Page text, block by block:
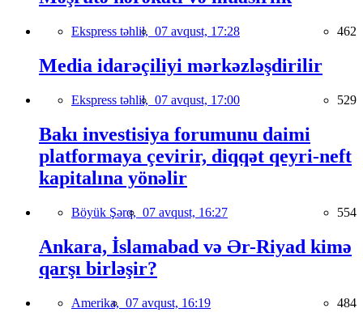
Ekspress təhlil, 07 avqust, 17:28 462
Media idarəçiliyi mərkəzləşdirilir
Ekspress təhlil, 07 avqust, 17:00 529
Bakı investisiya forumunu daimi
platformaya çevirir, diqqət qeyri-neft
kapitalına yönəlir
Böyük Şərq, 07 avqust, 16:27 554
Ankara, İslamabad və Ər-Riyad kimə
qarşı birləşir?
Amerika, 07 avqust, 16:19 484